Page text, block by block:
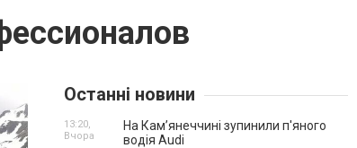
Останні новини
На Камʼянеччині зупинили п'яного
водія Audi
13:20,
Вчора